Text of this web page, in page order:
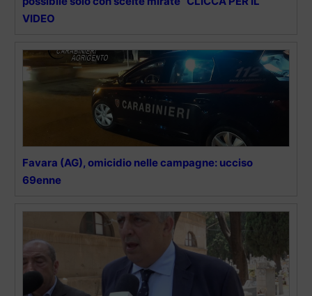
VIDEO
Favara (AG), omicidio nelle campagne: ucciso
69enne